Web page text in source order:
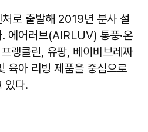
로 출발해 2019년 분사 설
에어러브(AIRLUV) 통풍·온
랭클린, 유팡, 베이비브레짜
육아 리빙 제품을 중심으로
있다.